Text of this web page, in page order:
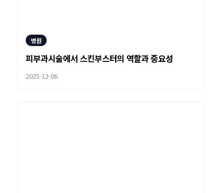
병원
피부과시술에서 스킨부스터의 역할과 중요성
2025-12-06